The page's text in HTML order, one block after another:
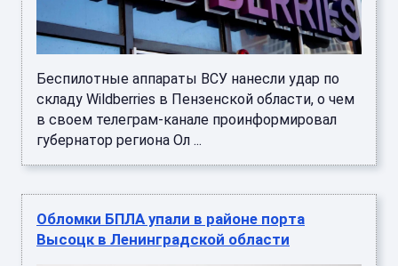
Беспилотные аппараты ВСУ нанесли удар по
складу Wildberries в Пензенской области, о чем
в своем телеграм-канале проинформировал
губернатор региона Ол ...
Обломки БПЛА упали в районе порта
Высоцк в Ленинградской области